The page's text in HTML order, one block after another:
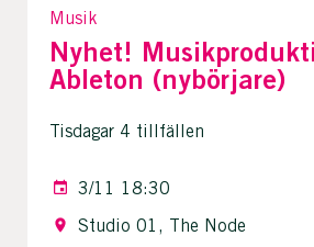
Musik
Nyhet!
Ableton (nybörjare)
Tisdagar 4 tillfällen
3/11 18:30
Studio 01, The Node